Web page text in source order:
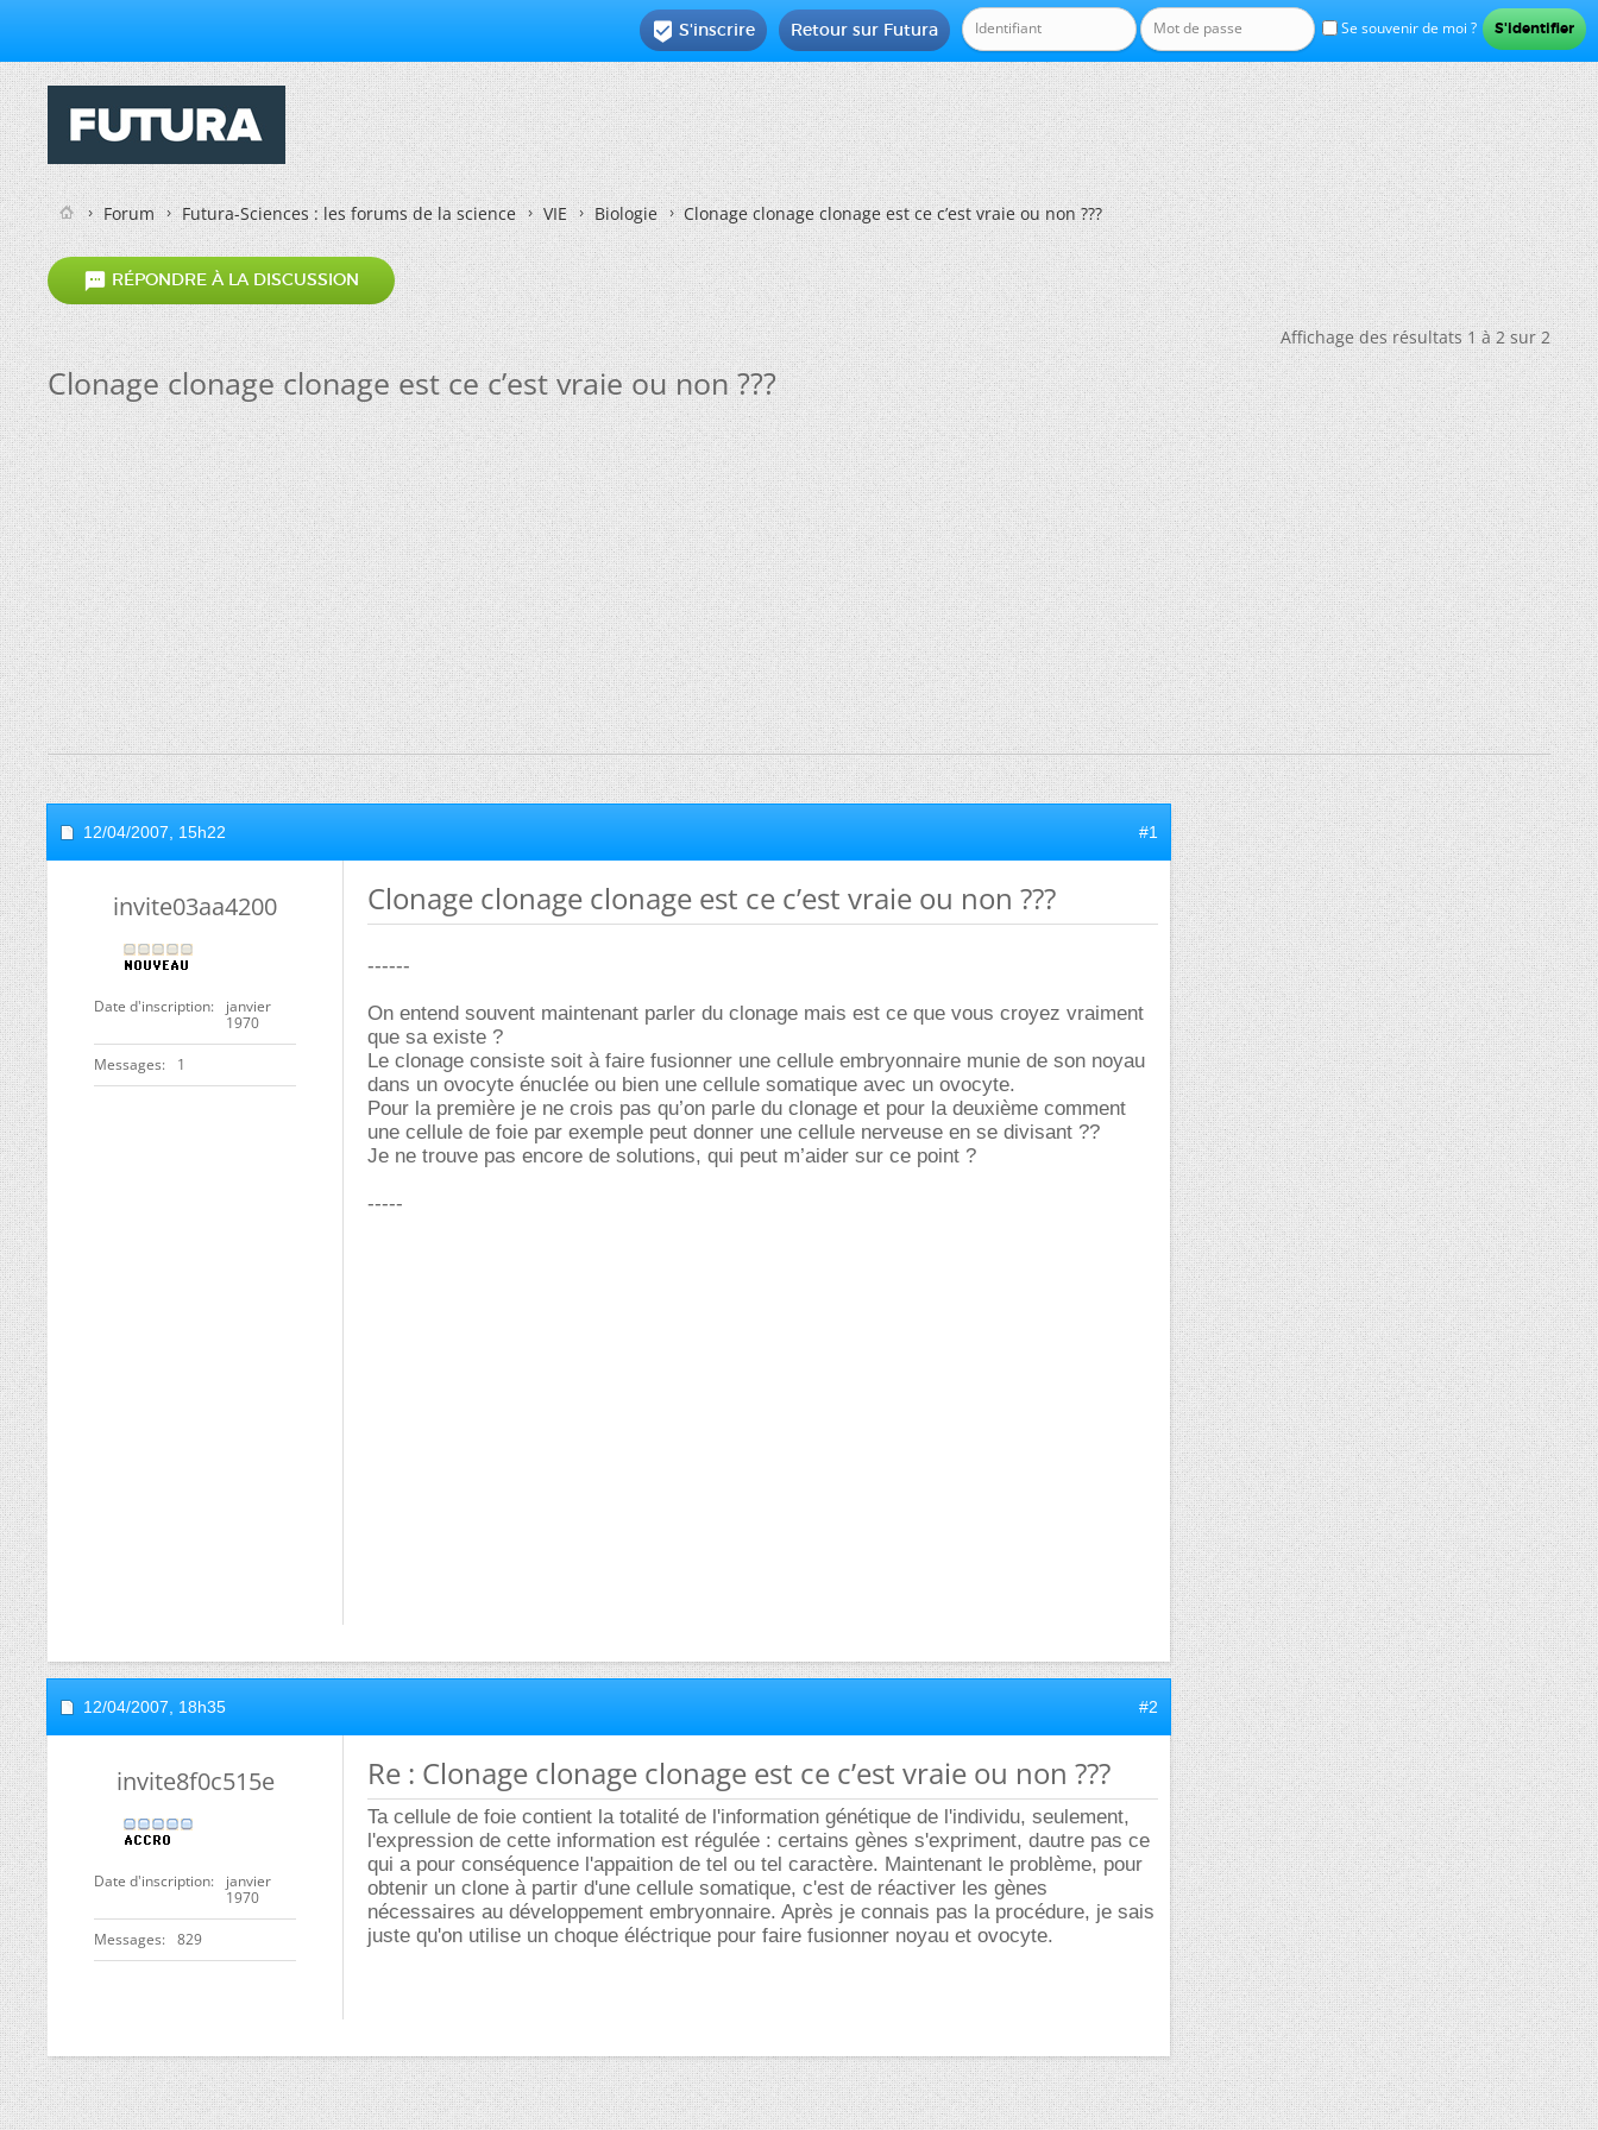
Se souvenir de moi ?
Retour sur Futura
 S'inscrire
Forum Futura-Sciences : les forums de la science VIE Biologie Clonage clonage clonage est ce c’est vraie ou non ???
 RÉPONDRE À LA DISCUSSION
Affichage des résultats 1 à 2 sur 2
Clonage clonage clonage est ce c’est vraie ou non ???
12/04/2007, 15h22 #1
invite03aa4200
Date d'inscription
janvier
1970
Messages 1
Clonage clonage clonage est ce c’est vraie ou non ???
------
On entend souvent maintenant parler du clonage mais est ce que vous croyez vraiment
que sa existe ?
Le clonage consiste soit à faire fusionner une cellule embryonnaire munie de son noyau
dans un ovocyte énuclée ou bien une cellule somatique avec un ovocyte.
Pour la première je ne crois pas qu’on parle du clonage et pour la deuxième comment
une cellule de foie par exemple peut donner une cellule nerveuse en se divisant ??
Je ne trouve pas encore de solutions, qui peut m’aider sur ce point ?
-----
12/04/2007, 18h35 #2
invite8f0c515e
Date d'inscription
janvier
1970
Messages 829
Re : Clonage clonage clonage est ce c’est vraie ou non ???
Ta cellule de foie contient la totalité de l'information génétique de l'individu, seulement,
l'expression de cette information est régulée : certains gènes s'expriment, dautre pas ce
qui a pour conséquence l'appaition de tel ou tel caractère. Maintenant le problème, pour
obtenir un clone à partir d'une cellule somatique, c'est de réactiver les gènes
nécessaires au développement embryonnaire. Après je connais pas la procédure, je sais
juste qu'on utilise un choque éléctrique pour faire fusionner noyau et ovocyte.